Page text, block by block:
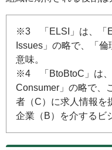
※3 「ELSI」は、「
Issues 」の略で、「
意味。
※4 「 BtoBtoC 」は
Consumer 」の略で、
者（C）に求人情報を
企業（B）を介するビ